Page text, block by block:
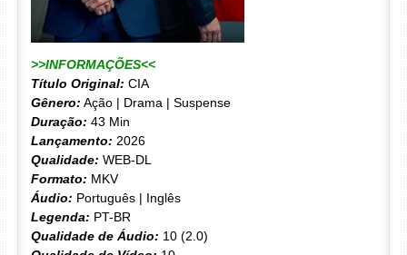
>>INFORMAÇÕES<<
Título Original: CIA
Gênero: Ação | Drama | Suspense
Duração: 43 Min
Lançamento: 2026
Qualidade: WEB-DL
Formato: MKV
Áudio: Português | Inglês
Legenda: PT-BR
Qualidade de Áudio: 10 (2.0)